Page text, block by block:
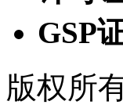
GSP
版权所